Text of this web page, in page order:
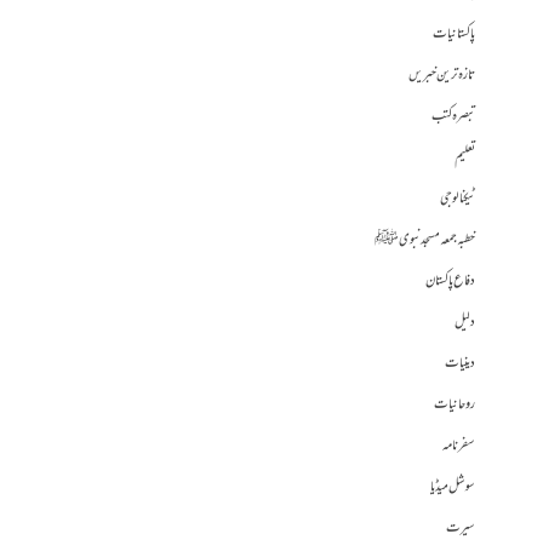
پاکستانیات
تازہ ترین خبریں
تبصرہ کتب
تعلیم
ٹیکنالوجی
خطبہ جمعہ مسجد نبوی ﷺ
دفاع پاکستان
دلیل
دینیات
روحانیات
سفرنامہ
سوشل میڈیا
سیرت